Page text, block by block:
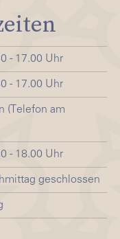
- 17.00 Uhr
- 17.00 Uhr
(Telefon am
- 18.00 Uhr
geschlossen